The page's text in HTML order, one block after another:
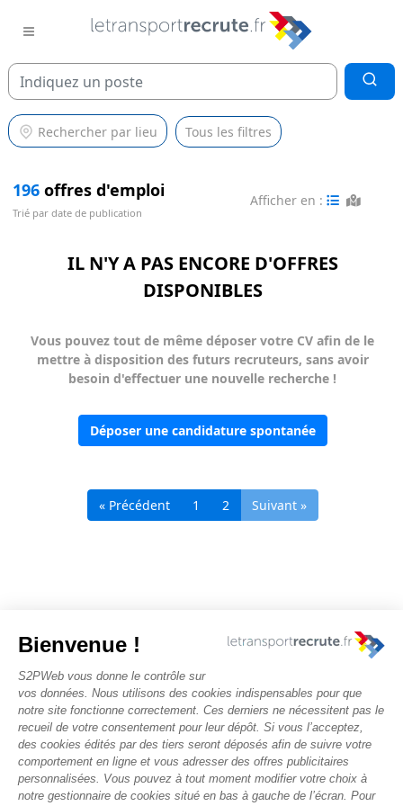
Rechercher par lieu Tous les filtres
196 offres d'emploi
Trié par date de publication
Afficher en :
IL N'Y A PAS ENCORE D'OFFRES
DISPONIBLES
Vous pouvez tout de même déposer votre CV afin de le
mettre à disposition des futurs recruteurs, sans avoir
besoin d'effectuer une nouvelle recherche !
Déposer une candidature spontanée
« Précédent 1 2 Suivant »
Nous contacter
Rechercher des offres
Faîtes-vous chasser ! Déposez votre CV
Actualités et évènements